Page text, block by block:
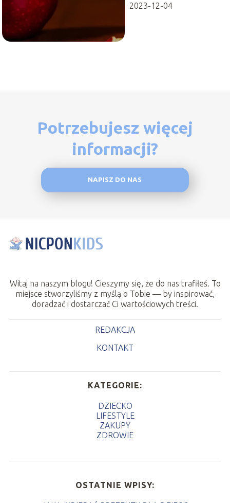
2023-12-04
Potrzebujesz więcej
informacji?
NAPISZ DO NAS
Witaj na naszym blogu! Cieszymy się, że do nas trafiłeś. To
miejsce stworzyliśmy z myślą o Tobie — by inspirować,
doradzać i dostarczać Ci wartościowych treści.
REDAKCJA
KONTAKT
KATEGORIE:
DZIECKO
LIFESTYLE
ZAKUPY
ZDROWIE
OSTATNIE WPISY: